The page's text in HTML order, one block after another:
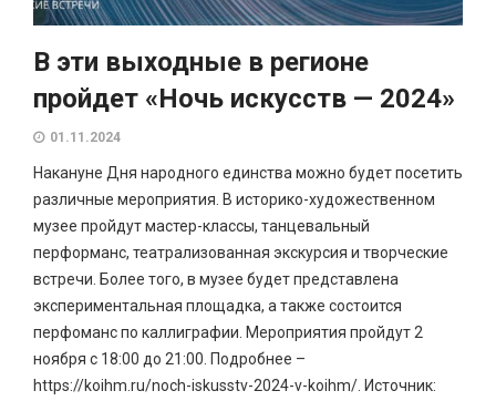
В эти выходные в регионе
пройдет «Ночь искусств — 2024»
01.11.2024
Накануне Дня народного единства можно будет посетить
различные мероприятия. В историко-художественном
музее пройдут мастер-классы, танцевальный
перформанс, театрализованная экскурсия и творческие
встречи. Более того, в музее будет представлена
экспериментальная площадка, а также состоится
перфоманс по каллиграфии. Мероприятия пройдут 2
ноября с 18:00 до 21:00. Подробнее –
https://koihm.ru/noch-iskusstv-2024-v-koihm/. Источник: